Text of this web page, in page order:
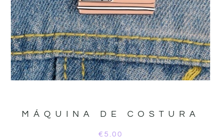
MÁQUINA DE COSTURA
€ 5.00